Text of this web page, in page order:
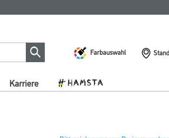
Farbauswahl
Karriere